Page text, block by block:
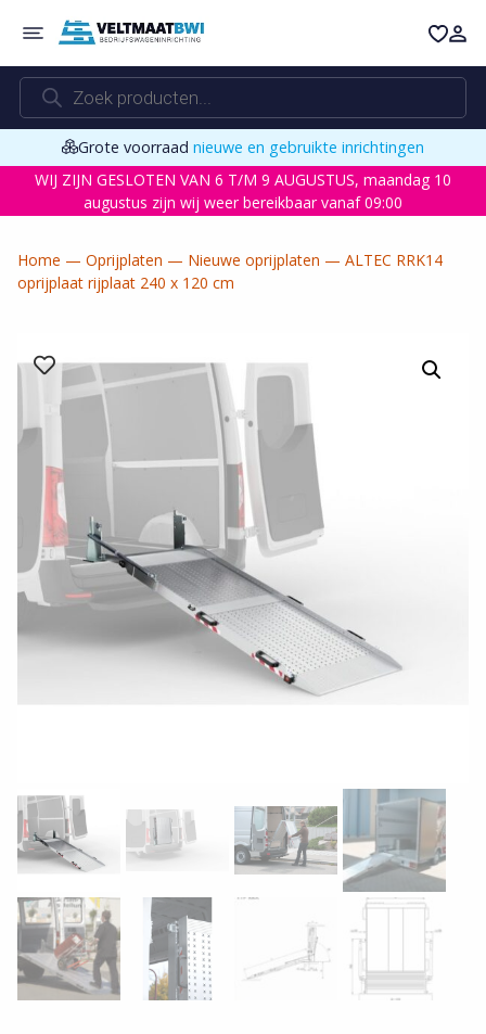
naar
de
inhoud
Producten
zoeken
Grote voorraad nieuwe en gebruikte inrichtingen
WIJ ZIJN GESLOTEN VAN 6 T/M 9 AUGUSTUS, maandag 10
augustus zijn wij weer bereikbaar vanaf 09:00
Home —Oprijplaten — Nieuwe oprijplaten —ALTEC RRK14
oprijplaat rijplaat 240 x 120 cm